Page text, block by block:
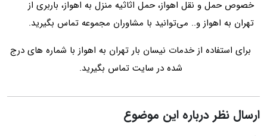
خصوص حمل و نقل اهواز، حمل اثاثیه منزل به اهواز، باربری از
تهران به اهواز و.. می‌توانید با مشاوران مجموعه تماس بگیرید.
برای استفاده از خدمات نیسان بار تهران به اهواز با شماره های درج
شده در سایت تماس بگیرید.
ارسال نظر درباره این موضوع